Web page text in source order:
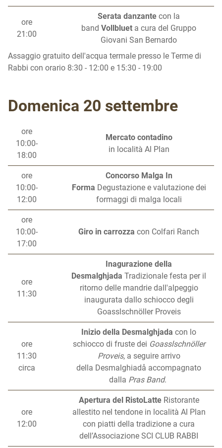
ore
21:00
Serata danzante con la
band Vollbluet a cura del Gruppo
Giovani San Bernardo
Assaggio gratuito dell'acqua termale presso le Terme di
Rabbi con orario 8:30 - 12:00 e 15:30 - 19:00
Domenica 20 settembre
ore
10:00-
18:00
Mercato contadino
in località Al Plan
ore
10:00-
12:00
Concorso Malga In
Forma Degustazione e valutazione dei
formaggi di malga locali
ore
10:00-
17:00
Giro in carrozza con Colfari Ranch
ore
11:30
Inagurazione della
Desmalghjada Tradizionale festa per il
ritorno delle mandrie dall'alpeggio
inaugurata dallo schiocco degli
Goasslschnöller Proveis
ore
11:30
circa
Inizio della Desmalghjada con lo
schiocco di fruste dei Goasslschnöller
Proveis, a seguire arrivo
della Desmalghiadå accompagnato
dalla Pras Band.
ore
12:00
Apertura del RistoLatte Ristorante
allestito nel tendone in località Al Plan
con piatti della tradizione a cura
dell’Associazione SCI CLUB RABBI